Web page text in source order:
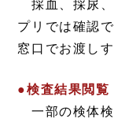
採血、採尿、
プリでは確認
窓口でお渡し
●検査結果閲覧
一部の検体検